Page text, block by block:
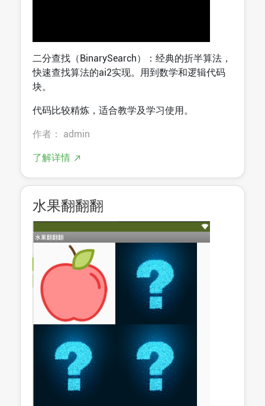
二分查找（BinarySearch）：经典的折半算法，
快速查找算法的ai2实现。用到数学和逻辑代码
块。
代码比较精炼，适合教学及学习使用。
作者： admin
了解详情
水果翻翻翻